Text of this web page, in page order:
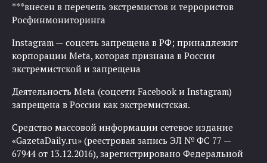
***внесен в перечень экстремистов и террористов
Росфинмониторинга
Instagram — соцсеть запрещена в РФ; принадлежит
корпорации Meta, которая признана в России
экстремистской и запрещена
Деятельность Meta (соцсети Facebook и Instagram)
запрещена в России как экстремистская.
Средство массовой информации сетевое издание
«GazetaDaily.ru» (реестровая запись ЭЛ № ФС 77 —
67944 от 13.12.2016), зарегистрировано Федеральной